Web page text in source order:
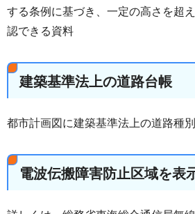
する条例に基づき、一定の高さを超
認できる資料
建築基準法上の道路台帳
都市計画図に建築基準法上の道路種
電波伝搬障害防止区域を表